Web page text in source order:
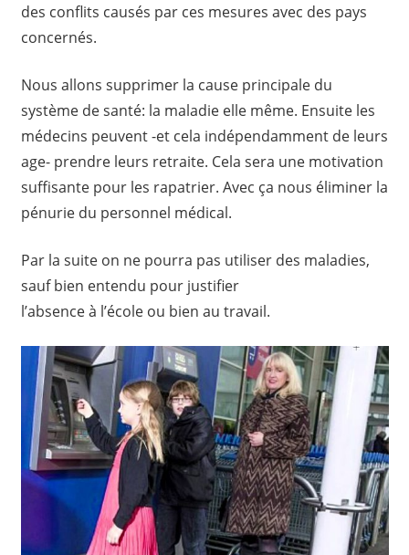
des conflits causés par ces mesures avec des pays
concernés.
Nous allons supprimer la cause principale du
système de santé: la maladie elle même. Ensuite les
médecins peuvent -et cela indépendamment de leurs
age- prendre leurs retraite. Cela sera une motivation
suffisante pour les rapatrier. Avec ça nous éliminer la
pénurie du personnel médical.
Par la suite on ne pourra pas utiliser des maladies,
sauf bien entendu pour justifier
l’absence à l’école ou bien au travail.